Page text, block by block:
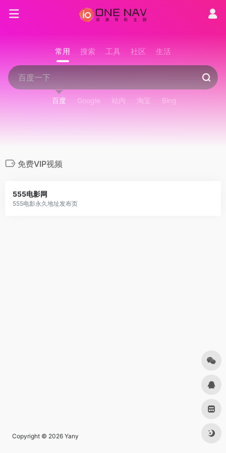
常用 搜索 工具 社区 生活
百度 Google 站内 淘宝 Bing
免费VIP视频
555电影网
555电影永久地址发布页
Copyright © 2026 Yany